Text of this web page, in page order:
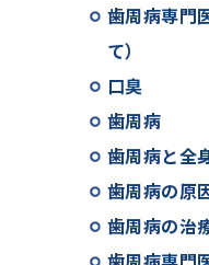
歯周病専門
て）
口臭
歯周病
歯周病と全
歯周病の原
歯周病の治